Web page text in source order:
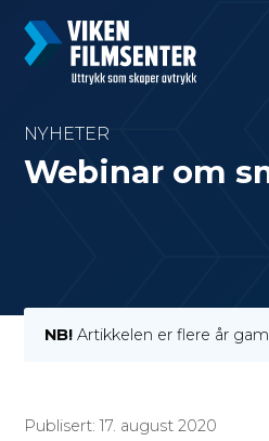
NYHETER
Webinar om
NB! Artikkelen er flere år
Publisert: 17. august 2020